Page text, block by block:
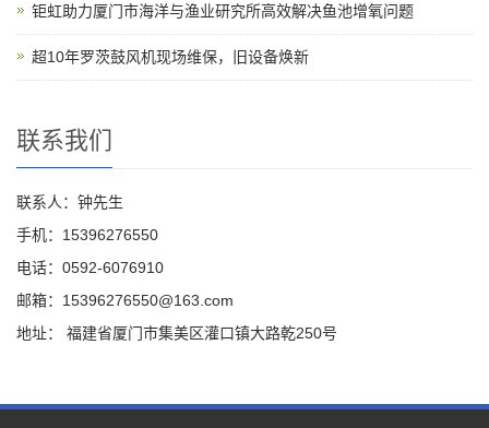
钜虹助力厦门市海洋与渔业研究所高效解决鱼池增氧问题
超10年罗茨鼓风机现场维保，旧设备焕新
联系我们
联系人：钟先生
手机：15396276550
电话：0592-6076910
邮箱：15396276550@163.com
地址： 福建省厦门市集美区灌口镇大路乾250号